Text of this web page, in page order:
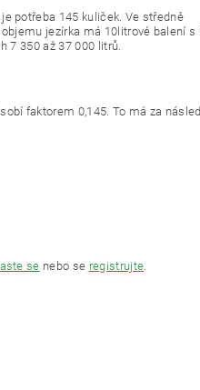
potřeba 145 kuliček. Ve středně
jezírka má 10litrové balení s
7 350 až 37 000 litrů.
faktorem 0,145. To má za
se nebo se registrujte